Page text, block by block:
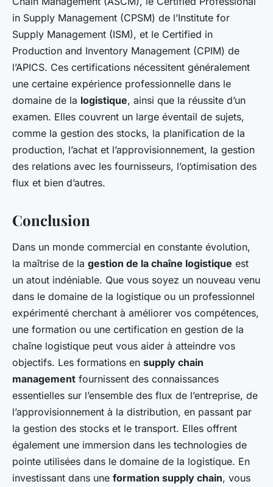
in Supply Management (CPSM) de l’Institute for
Supply Management (ISM), et le Certified in
Production and Inventory Management (CPIM) de
l’APICS. Ces certifications nécessitent généralement
une certaine expérience professionnelle dans le
domaine de la logistique, ainsi que la réussite d’un
examen. Elles couvrent un large éventail de sujets,
comme la gestion des stocks, la planification de la
production, l’achat et l’approvisionnement, la gestion
des relations avec les fournisseurs, l’optimisation des
flux et bien d’autres.
Conclusion
Dans un monde commercial en constante évolution,
la maîtrise de la gestion de la chaîne logistique est
un atout indéniable. Que vous soyez un nouveau venu
dans le domaine de la logistique ou un professionnel
expérimenté cherchant à améliorer vos compétences,
une formation ou une certification en gestion de la
chaîne logistique peut vous aider à atteindre vos
objectifs. Les formations en supply chain
management fournissent des connaissances
essentielles sur l’ensemble des flux de l’entreprise, de
l’approvisionnement à la distribution, en passant par
la gestion des stocks et le transport. Elles offrent
également une immersion dans les technologies de
pointe utilisées dans le domaine de la logistique. En
investissant dans une formation supply chain, vous